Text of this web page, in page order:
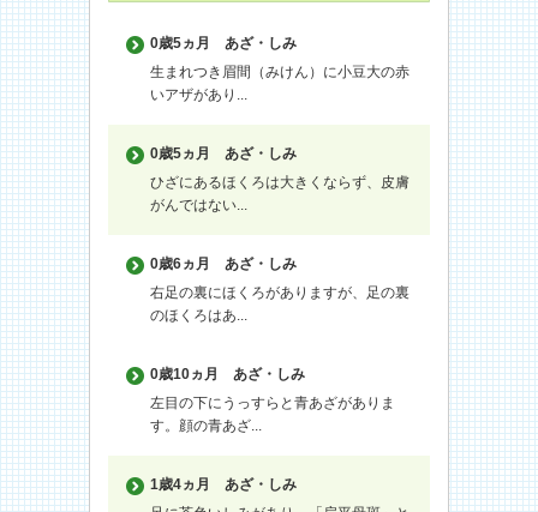
0歳5ヵ月
あざ・しみ
生まれつき眉間（みけん）に小豆大の赤
いアザがあり...
0歳5ヵ月
あざ・しみ
ひざにあるほくろは大きくならず、皮膚
がんではない...
0歳6ヵ月
あざ・しみ
右足の裏にほくろがありますが、足の裏
のほくろはあ...
0歳10ヵ月
あざ・しみ
左目の下にうっすらと青あざがありま
す。顔の青あざ...
1歳4ヵ月
あざ・しみ